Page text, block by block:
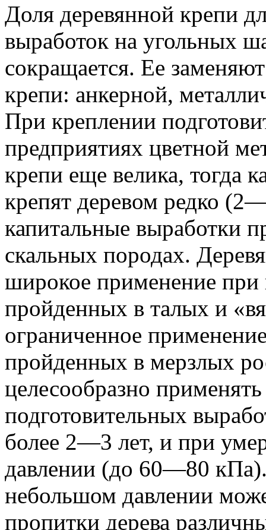
Доля деревянной крепи
выработок на угольных
сокращается. Ее
крепи: анкерной,
При креплении
предприятиях цветной
крепи еще велика, тогда
крепят деревом редко
капитальные выработки
скальных породах.
широкое применение при
пройденных в талых и
ограниченное
пройденных в мерзлых
целесообразно
подготовительных
более 2—3 лет, и при
давлении (до 60—80
небольшом давлении
пропитки дерева